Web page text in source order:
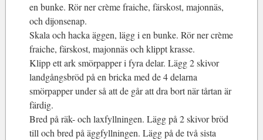
en bunke. Rör ner crème fraiche, färskost, majonnäs,
och dijonsenap.
Skala och hacka äggen, lägg i en bunke. Rör ner crème
fraiche, färskost, majonnäs och klippt krasse.
Klipp ett ark smörpapper i fyra delar. Lägg 2 skivor
landgångsbröd på en bricka med de 4 delarna
smörpapper under så att de går att dra bort när tårtan är
färdig.
Bred på räk- och laxfyllningen. Lägg på 2 skivor bröd
till och bred på äggfyllningen. Lägg på de två sista